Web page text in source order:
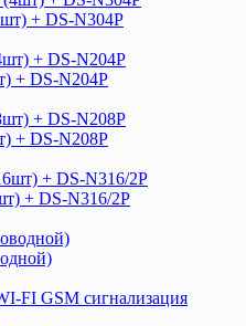
+ DS-N304P
+ DS-N204P
+ DS-N208P
+ DS-N316/2P